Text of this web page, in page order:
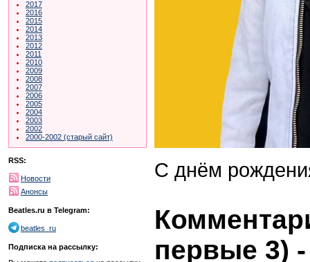
2017
2016
2015
2014
2013
2012
2011
2010
2009
2008
2007
2006
2005
2004
2003
2002
2000-2002 (старый сайт)
RSS:
Новости
Анонсы
Beatles.ru в Telegram:
beatles_ru
Подписка на рассылку:
С днём
первые 3)